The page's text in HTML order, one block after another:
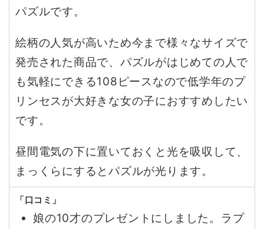
パズルです。
絵柄の人気が高いため今まで様々なサイズで
発売された商品で、パズルがはじめての人で
も気軽にできる108ピースなので低学年のプ
リンセスが大好きな女の子におすすめしたい
です。
昼間電気の下に置いておくと光を吸収して、
まっくらにするとパズルが光ります。
「口コミ」
娘の10才のプレゼントにしました。ラプ